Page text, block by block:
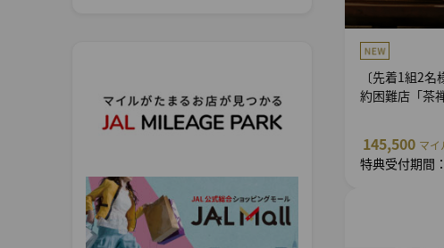
〔先着1組2
約困難店「茶
145,500 マイ
特典受付期間